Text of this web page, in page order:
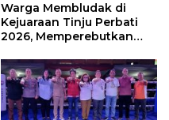
Warga Membludak di
Kejuaraan Tinju Perbati
2026, Memperebutkan